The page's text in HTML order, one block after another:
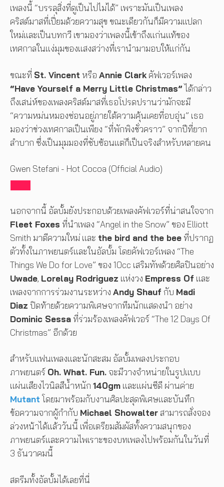
เพลงนี้ “บรรลุสิ่งที่ดูเป็นไปไม่ได้” เพราะมันเป็นเพลง
คริสต์มาสที่เปี่ยมด้วยความสุข ขณะเดียวกันก็มีความแปลก
ใหม่และเป็นบทกวี เขามองว่าเพลงนี้เข้าถึงแก่นแท้ของ
เทศกาลในแง่มุมของแสงสว่างที่เรานำมามอบให้แก่กัน
ขณะที่ St. Vincent หรือ Annie Clark คัฟเวอร์เพลง
“Have Yourself a Merry Little Christmas”ได้กล่าว
ถึงเสน่ห์ของเพลงคริสต์มาสที่เธอโปรดปรานว่ามักจะมี
“ความหม่นหมองซ่อนอยู่ภายใต้ความคุ้นเคยที่อบอุ่น” เธอ
มองว่าช่วงเทศกาลเป็นเพียง “ที่พักพิงชั่วคราว” จากปีที่ยาก
ลำบาก ซึ่งเป็นมุมมองที่ซับซ้อนแต่ก็เป็นจริงสำหรับหลายคน
Gwen Stefani - Hot Cocoa (Official Audio)
นอกจากนี้ อัลบั้มยังประกอบด้วยเพลงคัฟเวอร์ที่น่าสนใจจาก
Fleet Foxes ที่นำเพลง “Angel in the Snow” ของ Elliott
Smith มาตีความใหม่ และ the bird and the bee ที่ปรากฏ
ตัวทั้งในภาพยนตร์และในอัลบั้ม โดยคัฟเวอร์เพลง “The
Things We Do for Love” ของ 10cc เสริมทัพด้วยศิลปินอย่าง
Uwade, Lorelay Rodriguez แห่งวง Empress Of และ
เพลงจากการร่วมงานระหว่าง Andy Shauf กับ Madi
Diaz ปิดท้ายด้วยความพิเศษจากทีมนักแสดงนำ อย่าง
Dominic Sessa ที่ร่วมร้องเพลงคัฟเวอร์ “The 12 Days Of
Christmas” อีกด้วย
สำหรับแฟนเพลงและนักสะสม อัลบั้มเพลงประกอบ
ภาพยนตร์ Oh. What. Fun. จะมีวางจำหน่ายในรูปแบบ
แผ่นเสียงไวนิลสีน้ำหนัก 140gm และแผ่นซีดี ผ่านค่าย
Mutant โดยมาพร้อมกับงานศิลปะสุดพิเศษและบันทึก
ข้อความจากผู้กำกับ Michael Showalter สามารถสั่งจอง
ล่วงหน้าได้แล้ววันนี้ เพื่อเตรียมสัมผัสทั้งความสนุกของ
ภาพยนตร์และความไพเราะของบทเพลงไปพร้อมกันในวันที่
3 ธันวาคมนี้
สตรีมทั้งอัลบั้มได้เลยที่นี่